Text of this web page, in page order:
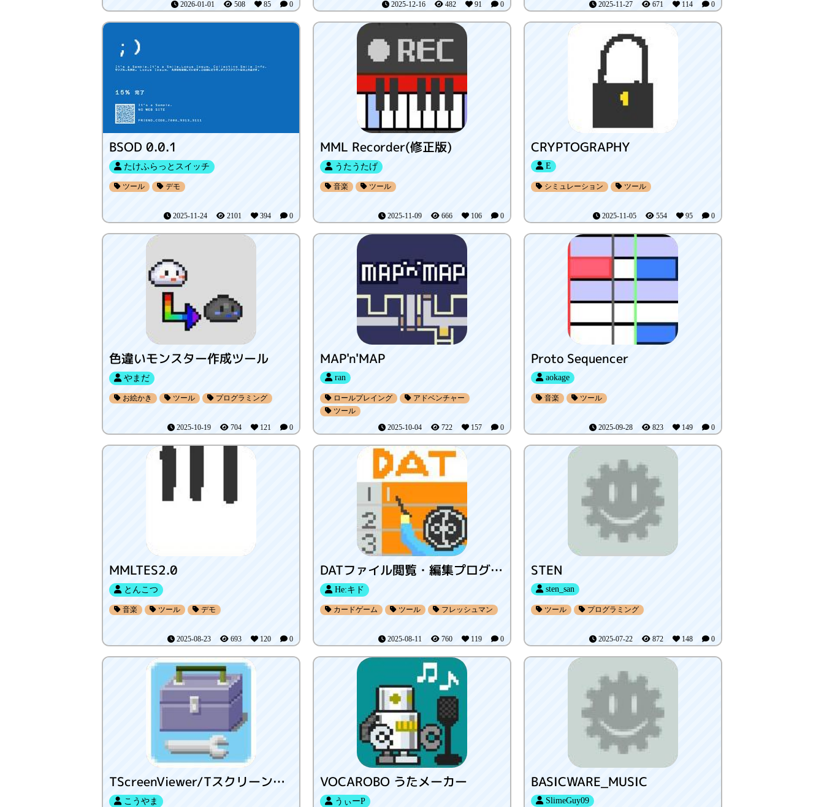
2026-01-01 508 85 0 2025-12-16 482 91 0
2025-11-27
671 114 0
BSOD 0.0.1
たけふらっとスイッチ
ツール デモ
2025-11-24 2101 394 0
MML Recorder(修正版)
うたうたげ
音楽 ツール
2025-11-09 666 106 0
CRYPTOGRAPHY
E
シミュレーション ツール
2025-11-05 554 95 0
色違いモンスター作成ツール
やまだ
お絵かき ツール プログラミング
2025-10-19 704 121 0
MAP'n'MAP
ran
ロールプレイング
アドベンチャー
ツール
2025-10-04
722 157 0
Proto Sequencer
aokage
音楽 ツール
2025-09-28 823 149 0
MMLTES2.0
とんこつ
音楽 ツール デモ
2025-08-23 693 120 0
DATファイル閲覧・編集プログラム
He:キド
カードゲーム ツール フレッシュマン
2025-08-11 760 119 0
STEN
sten_san
ツール プログラミング
2025-07-22 872 148 0
TScreenViewer/Tスクリーンビュアー
こうやま
VOCAROBO うたメーカー
うぃーP
BASICWARE_MUSIC
SlimeGuy09